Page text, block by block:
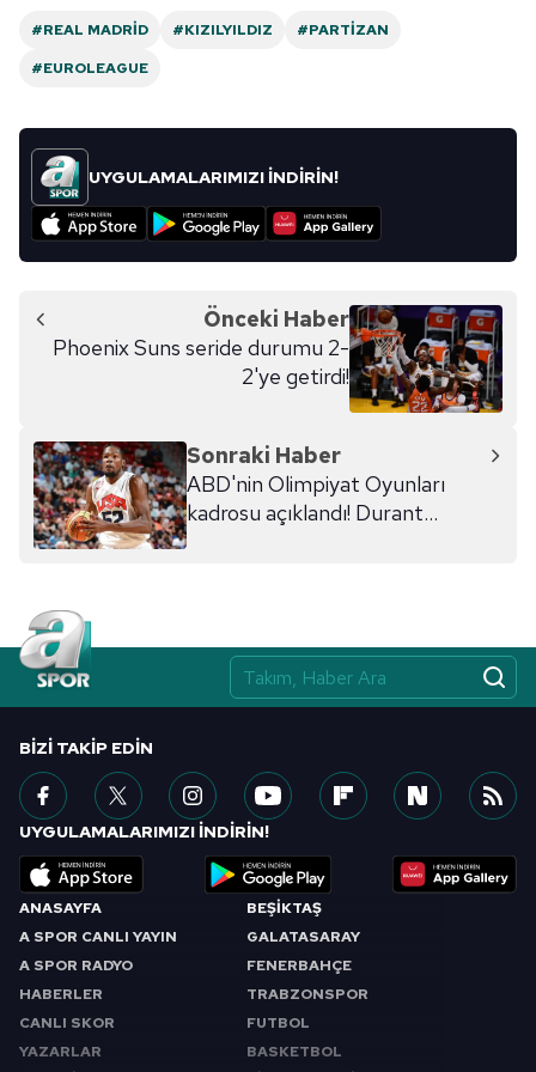
#REAL MADRID #KIZILYILDIZ
#PARTIZAN
#EUROLEAGUE
UYGULAMALARIMIZI İNDİRİN!
Önceki Haber
Phoenix Suns seride durumu 2-
2'ye getirdi!
Sonraki Haber
ABD'nin Olimpiyat Oyunları
kadrosu açıklandı! Durant...
ANASAYFA
A SPOR CANLI YAYIN
A SPOR RADYO
HABERLER
CANLI SKOR
YAZARLAR
BEŞİKTAŞ
GALATASARAY
FENERBAHÇE
TRABZONSPOR
FUTBOL
BASKETBOL
BIZI TAKIP EDIN
UYGULAMALARIMIZI İNDİRİN!